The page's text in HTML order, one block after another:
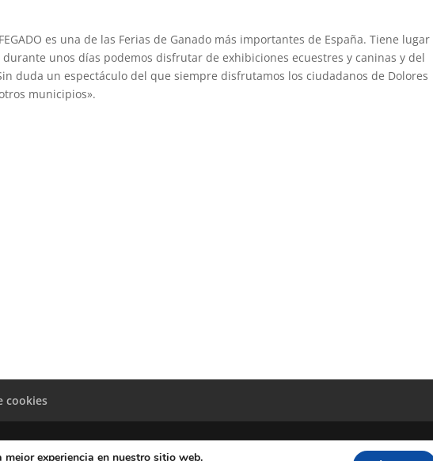
es una de las Ferias de Ganado más importantes de España. Tiene lugar
unos días podemos disfrutar de exhibiciones ecuestres y caninas y del
duda un espectáculo del que siempre disfrutamos los ciudadanos de Dolores
municipios».
cookies
experiencia en nuestro sitio web.